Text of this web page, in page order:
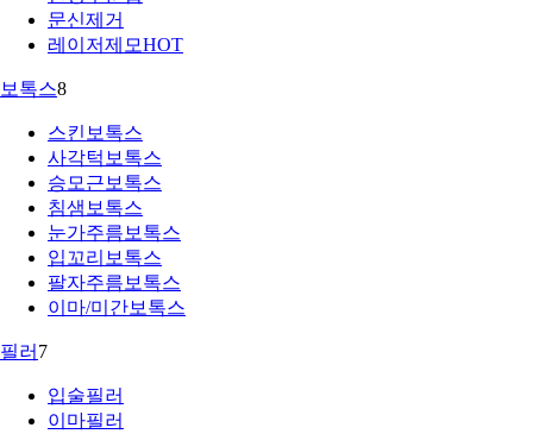
문신제거
레이저제모HOT
보톡스8
스킨보톡스
사각턱보톡스
승모근보톡스
침샘보톡스
눈가주름보톡스
입꼬리보톡스
팔자주름보톡스
이마/미간보톡스
필러 7
입술필러
이마필러